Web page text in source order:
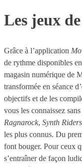
Les jeux
Grâce à l’application
de rythme disponibles
magasin numérique de
transformée en séance
objectifs et de les
vous les connaissez
Ragnarock, Synth Riders
les plus connus. Du
font bouger. Pour ceux
s’entraîner de façon